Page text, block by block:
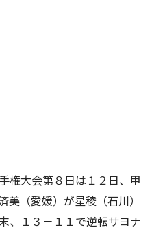
権大会第８日は１２日、甲
（愛媛）が星稜（石川）
、１３－１１で逆転サヨナ